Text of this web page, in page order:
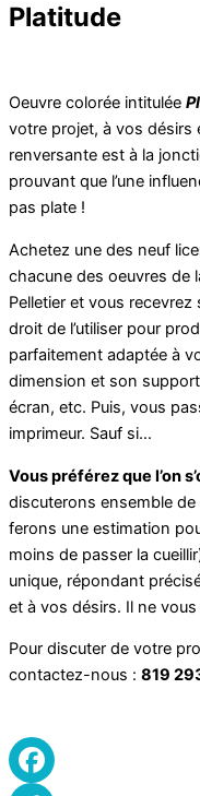
Platitude
Oeuvre colorée intitulée
votre projet, à vos désirs
renversante est à la
prouvant que l’une
pas plate !
Achetez une des neuf
chacune des oeuvres de
Pelletier et vous
droit de l’utiliser pour
parfaitement adaptée à
dimension et son
écran, etc. Puis, vous
imprimeur. Sauf si…
Vous préférez que l’on
discuterons ensemble
ferons une estimation
moins de passer la
unique, répondant
et à vos désirs. Il ne vous
Pour discuter de votre
contactez-nous : 819